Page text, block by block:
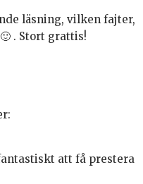
läsning, vilken fajter,
. Stort grattis!
att få prestera